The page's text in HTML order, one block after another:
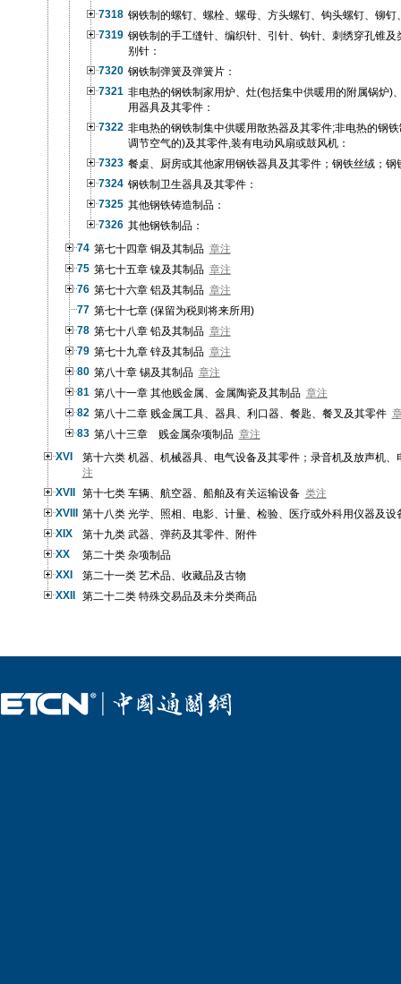
7318 钢铁制的螺钉、螺栓、螺母、方头螺钉、钩头螺钉、铆
7319 钢铁制的手工缝针、编织针、引针、钩针、刺绣穿孔锥
别针：
7320 钢铁制弹簧及弹簧片：
7321 非电热的钢铁制家用炉、灶(包括集中供暖用的附属锅炉)
用器具及其零件：
7322 非电热的钢铁制集中供暖用散热器及其零件;非电热的钢
调节空气的)及其零件,装有电动风扇或鼓风机：
7323 餐桌、厨房或其他家用钢铁器具及其零件；钢铁丝绒；
7324 钢铁制卫生器具及其零件：
7325 其他钢铁铸造制品：
7326 其他钢铁制品：
74 第七十四章 铜及其制品 章注
75 第七十五章 镍及其制品 章注
76 第七十六章 铝及其制品 章注
77 第七十七章 (保留为税则将来所用)
78 第七十八章 铅及其制品 章注
79 第七十九章 锌及其制品 章注
80 第八十章 锡及其制品 章注
81 第八十一章 其他贱金属、金属陶瓷及其制品 章注
82 第八十二章 贱金属工具、器具、利口器、餐匙、餐叉及其零件
83 第八十三章 贱金属杂项制品 章注
XVI
第十六类 机器、机械器具、电气设备及其零件；录音机及放声机
注
XVII
第十七类 车辆、航空器、船舶及有关运输设备 类注
XVIII
第十八类 光学、照相、电影、计量、检验、医疗或外科用仪器及
XIX
第十九类 武器、弹药及其零件、附件
XX
第二十类 杂项制品
XXI
第二十一类 艺术品、收藏品及古物
XXII
第二十二类 特殊交易品及未分类商品